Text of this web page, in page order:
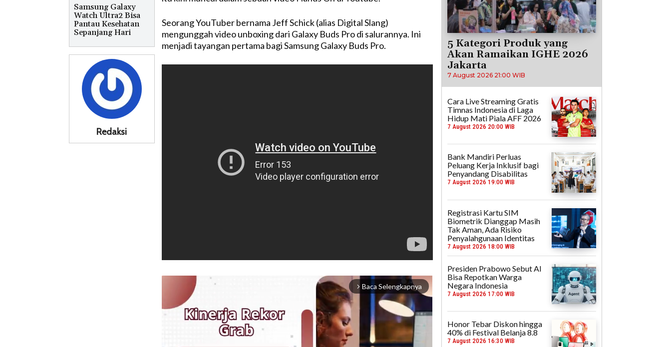
Samsung Galaxy
Watch Ultra2 Bisa
Pantau Kesehatan
Sepanjang Hari
Redaksi
Seorang YouTuber bernama Jeff Schick (alias Digital Slang)
mengunggah video unboxing dari Galaxy Buds Pro di salurannya. Ini
menjadi tayangan pertama bagi Samsung Galaxy Buds Pro.
arrow_forward_ios Baca Selengkapnya
5 Kategori Produk yang
Akan Ramaikan IGHE 2026
Jakarta
7 August 2026 21:00 WIB
Cara Live Streaming Gratis
Timnas Indonesia di Laga
Hidup Mati Piala AFF 2026
7 August 2026 20:00 WIB
Bank Mandiri Perluas
Peluang Kerja Inklusif bagi
Penyandang Disabilitas
7 August 2026 19:00 WIB
Registrasi Kartu SIM
Biometrik Dianggap Masih
Tak Aman, Ada Risiko
Penyalahgunaan Identitas
7 August 2026 18:00 WIB
Presiden Prabowo Sebut AI
Bisa Repotkan Warga
Negara Indonesia
7 August 2026 17:00 WIB
Honor Tebar Diskon hingga
40% di Festival Belanja 8.8
7 August 2026 16:30 WIB